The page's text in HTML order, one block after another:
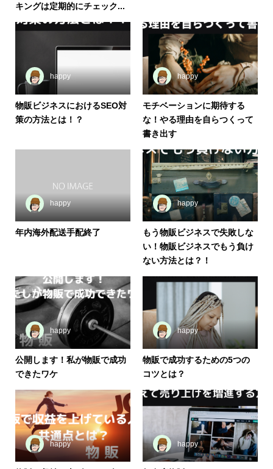
キングは定期的にチェック...
happy
物販ビジネスにおけるSEO対
策の方法とは！？
happy
モチベーションに期待する
な！やる理由を自らつくって
書き出す
happy
年内海外配送手配終了
happy
もう物販ビジネスで失敗しな
い！物販ビジネスでもう負け
ない方法とは？！
happy
公開します！私が物販で成功
できたワケ
happy
物販で成功するための5つの
コツとは？
happy happy